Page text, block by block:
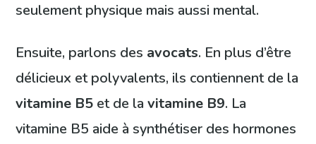
seulement physique mais aussi mental.
Ensuite, parlons des avocats. En plus d’être
délicieux et polyvalents, ils contiennent de la
vitamine B5 et de lavitamine B9. La
vitamine B5 aide à synthétiser des hormones